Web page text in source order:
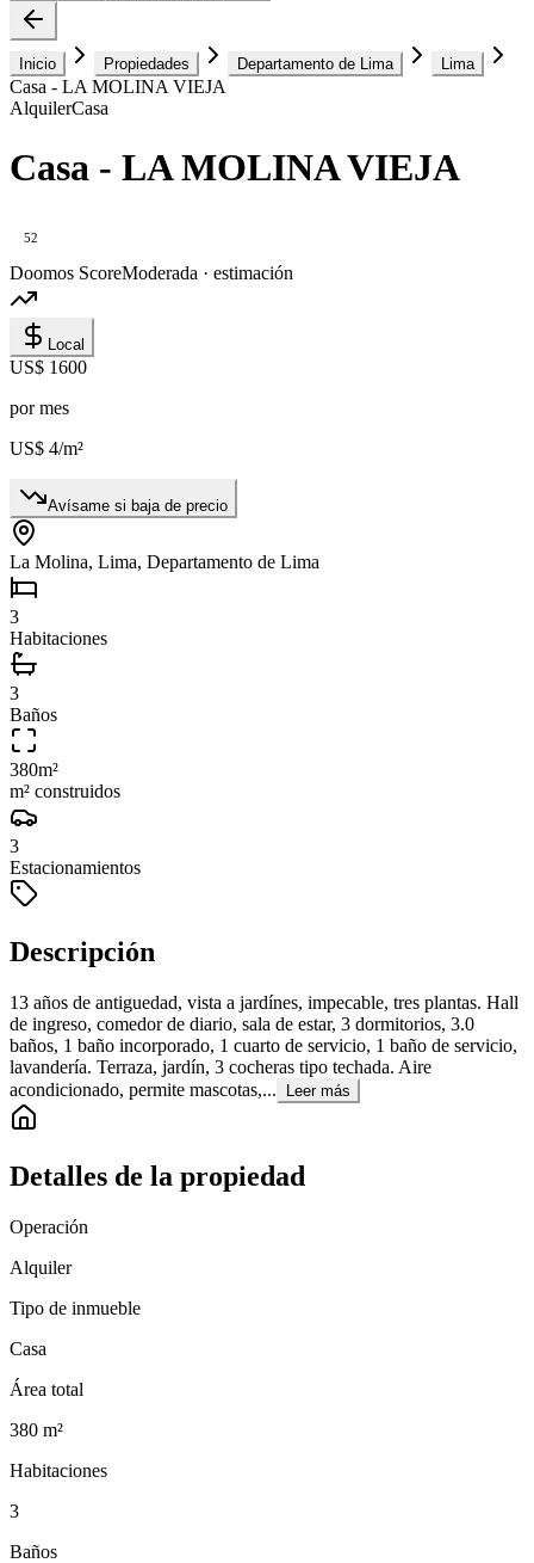
Inicio Propiedades Departamento de Lima Lima
Casa - LA MOLINA VIEJA
AlquilerCasa
Casa - LA MOLINA VIEJA
52
Doomos ScoreModerada · estimación
Local
US$ 1600
por mes
US$ 4/m²
Avísame si baja de precio
La Molina, Lima, Departamento de Lima
3
Habitaciones
3
Baños
380m²
m² construidos
3
Estacionamientos
Descripción
13 años de antiguedad, vista a jardínes, impecable, tres plantas. Hall
de ingreso, comedor de diario, sala de estar, 3 dormitorios, 3.0
baños, 1 baño incorporado, 1 cuarto de servicio, 1 baño de servicio,
lavandería. Terraza, jardín, 3 cocheras tipo techada. Aire
acondicionado, permite mascotas,...
Leer más
Detalles de la propiedad
Operación
Alquiler
Tipo de inmueble
Casa
Área total
380 m²
Habitaciones
3
Baños